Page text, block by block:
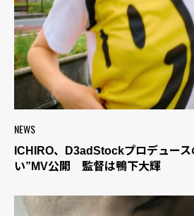
NEWS
ICHIRO、D3adStockプロデュー
い”MV公開 監督は鴨下大輝